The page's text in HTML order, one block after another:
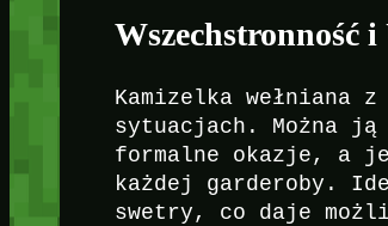
Wszechstronność
Kamizelka wełniana
sytuacjach. Można
formalne okazje, a
każdej garderoby.
swetry, co daje